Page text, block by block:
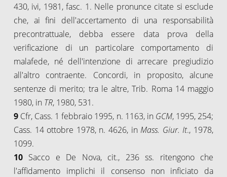
430, ivi, 1981, fasc. 1. Nelle pronunce citate si esclude
che, ai fini dell'accertamento di una responsabilità
precontrattuale, debba essere data prova della
verificazione di un particolare comportamento di
malafede, né dell'intenzione di arrecare pregiudizio
all'altro contraente. Concordi, in proposito, alcune
sentenze di merito; tra le altre, Trib. Roma 14 maggio
1980, in TR, 1980, 531.
9 Cfr, Cass. 1 febbraio 1995, n. 1163, in GCM, 1995, 254;
Cass. 14 ottobre 1978, n. 4626, in Mass. Giur. It., 1978,
1099.
10 Sacco e De Nova, cit., 236 ss. ritengono che
l'affidamento implichi il consenso non inficiato da